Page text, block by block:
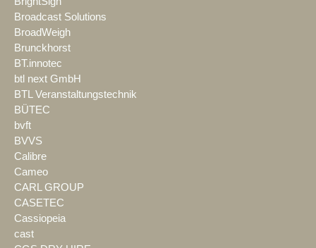
Broadcast Solutions
BroadWeigh
Brunckhorst
BT.innotec
btl next GmbH
BTL Veranstaltungstechnik
BÜTEC
bvft
BVVS
Calibre
Cameo
CARL GROUP
CASETEC
Cassiopeia
cast